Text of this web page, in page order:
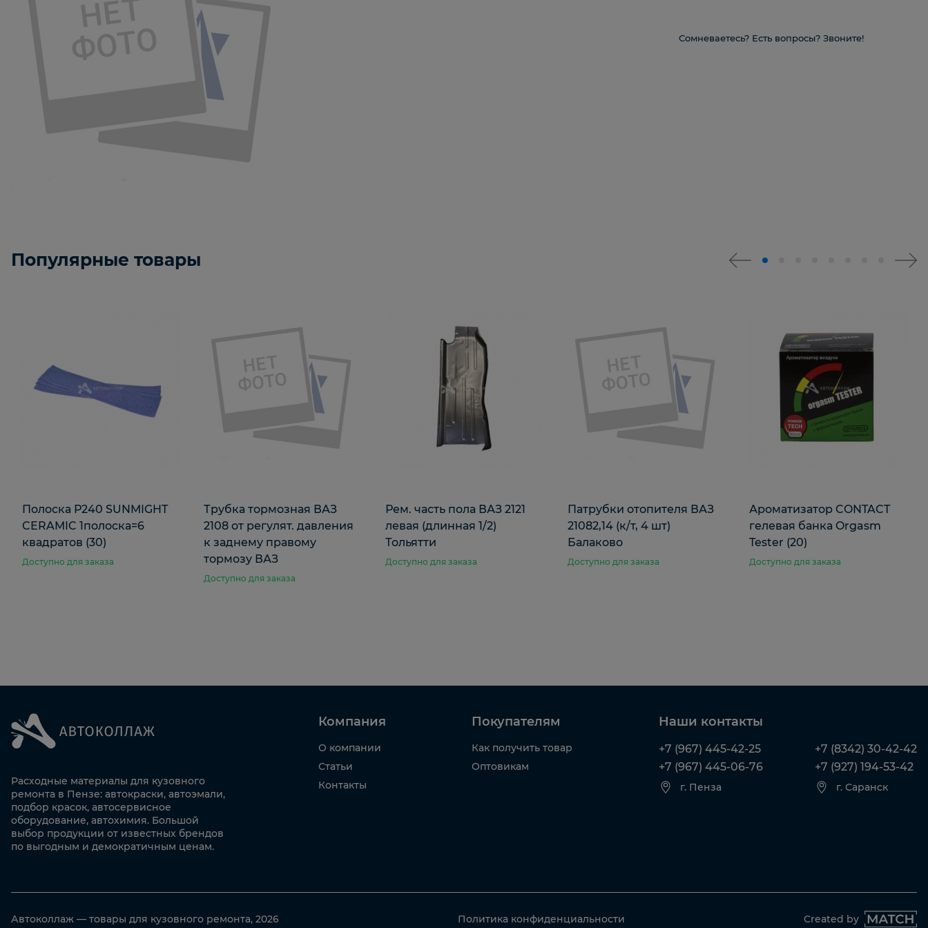
Сомневаетесь? Есть вопросы? Звоните!
Популярные товары
Полоска Р240 SUNMIGHT
CERAMIC 1полоска=6
квадратов (30)
Доступно для заказа
Трубка тормозная ВАЗ
2108 от регулят. давления
к заднему правому
тормозу ВАЗ
Доступно для заказа
Рем. часть пола ВАЗ 2121
левая (длинная 1/2)
Тольятти
Доступно для заказа
Патрубки отопителя ВАЗ
21082,14 (к/т, 4 шт)
Балаково
Доступно для заказа
Ароматизатор CONTACT
гелевая банка Orgasm
Tester (20)
Доступно для заказа
Расходные материалы для кузовного
ремонта в Пензе: автокраски, автоэмали,
подбор красок, автосервисное
оборудование, автохимия. Большой
выбор продукции от известных брендов
по выгодным и демократичным ценам.
Компания
О компании
Статьи
Контакты
Покупателям
Как получить товар
Оптовикам
Наши контакты
+7 (967) 445-42-25
+7 (967) 445-06-76
г. Пенза
+7 (8342) 30-42-42
+7 (927) 194-53-42
г. Саранск
Автоколлаж — товары для кузовного ремонта, 2026 Политика конфиденциальности Created by